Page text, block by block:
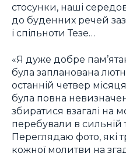
стосунки, наші
до буденних речей
і спільноти Тезе…
«Я дуже добре
була запланована
останній четвер
була повна
збиратися взагалі на
перебували в сильній
Переглядаю фото, які
кожної молитви на